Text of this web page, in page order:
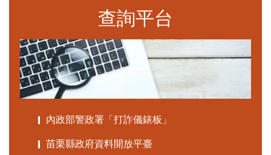
查詢平台
內政部警政署「打詐儀錶板」
苗栗縣政府資料開放平臺